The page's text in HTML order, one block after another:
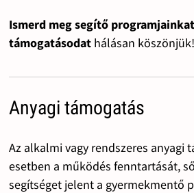
Ismerd meg segítő
támogatásodat hálásan köszönjük!
Anyagi támogatás
Az alkalmi vagy rendszeres anyagi
esetben a működés fenntartását,
segítséget jelent a gyermekmentő